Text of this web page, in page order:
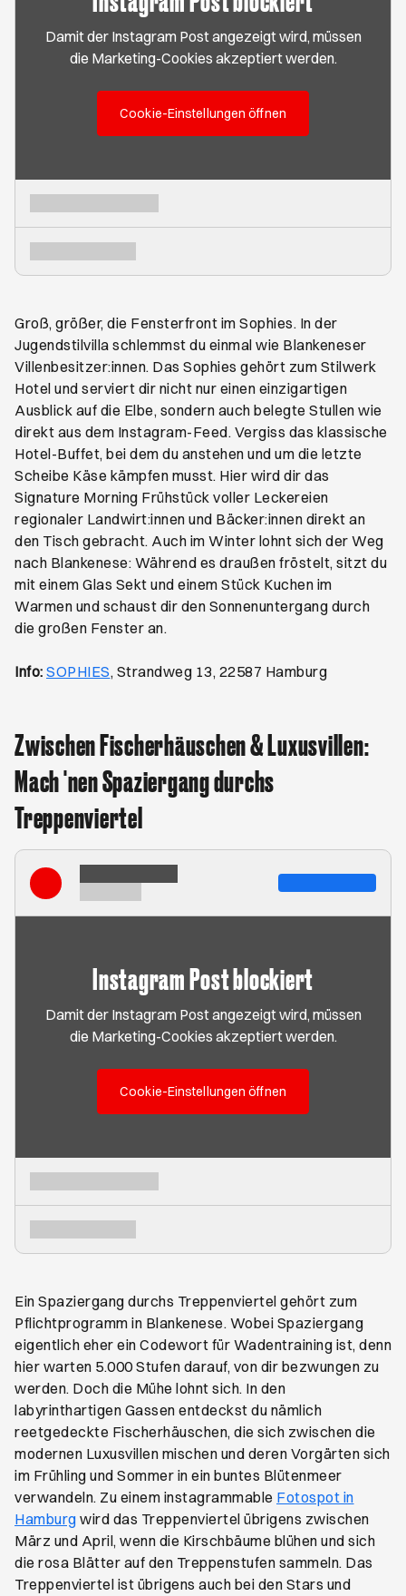
Damit der Instagram Post angezeigt wird, müssen
die Marketing-Cookies akzeptiert werden.
Cookie-Einstellungen öffnen
Groß, größer, die Fensterfront im Sophies. In der
Jugendstilvilla schlemmst du einmal wie Blankeneser
Villenbesitzer:innen. Das Sophies gehört zum Stilwerk
Hotel und serviert dir nicht nur einen einzigartigen
Ausblick auf die Elbe, sondern auch belegte Stullen wie
direkt aus dem Instagram-Feed. Vergiss das klassische
Hotel-Buffet, bei dem du anstehen und um die letzte
Scheibe Käse kämpfen musst. Hier wird dir das
Signature Morning Frühstück voller Leckereien
regionaler Landwirt:innen und Bäcker:innen direkt an
den Tisch gebracht. Auch im Winter lohnt sich der Weg
nach Blankenese: Während es draußen fröstelt, sitzt du
mit einem Glas Sekt und einem Stück Kuchen im
Warmen und schaust dir den Sonnenuntergang durch
die großen Fenster an.
Info: SOPHIESÖffnet ein neues Browser-Tab
, Strandweg 13, 22587 Hamburg
Zwischen Fischerhäuschen & Luxusvillen:
Mach 'nen Spaziergang durchs
Treppenviertel
Instagram Post blockiert
Damit der Instagram Post angezeigt wird, müssen
die Marketing-Cookies akzeptiert werden.
Cookie-Einstellungen öffnen
Ein Spaziergang durchs Treppenviertel gehört zum
Pflichtprogramm in Blankenese. Wobei Spaziergang
eigentlich eher ein Codewort für Wadentraining ist, denn
hier warten 5.000 Stufen darauf, von dir bezwungen zu
werden. Doch die Mühe lohnt sich. In den
labyrinthartigen Gassen entdeckst du nämlich
reetgedeckte Fischerhäuschen, die sich zwischen die
modernen Luxusvillen mischen und deren Vorgärten sich
im Frühling und Sommer in ein buntes Blütenmeer
verwandeln. Zu einem instagrammable Fotospot in
Hamburg wird das Treppenviertel übrigens zwischen
März und April, wenn die Kirschbäume blühen und sich
die rosa Blätter auf den Treppenstufen sammeln. Das
Treppenviertel ist übrigens auch bei den Stars und